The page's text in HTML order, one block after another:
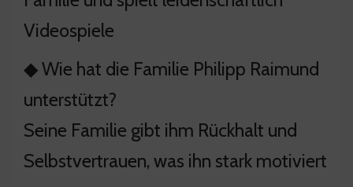
Videospiele
◆ Wie hat die Familie Philipp Raimund
unterstützt?
Seine Familie gibt ihm Rückhalt und
Selbstvertrauen, was ihn stark motiviert